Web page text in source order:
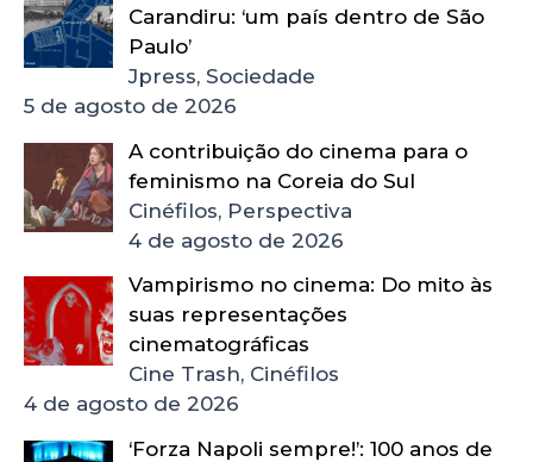
Carandiru: ‘um país dentro de São
Paulo’
Jpress, Sociedade
5 de agosto de 2026
A contribuição do cinema para o
feminismo na Coreia do Sul
Cinéfilos, Perspectiva
4 de agosto de 2026
Vampirismo no cinema: Do mito às
suas representações
cinematográficas
Cine Trash, Cinéfilos
4 de agosto de 2026
‘Forza Napoli sempre!’: 100 anos de